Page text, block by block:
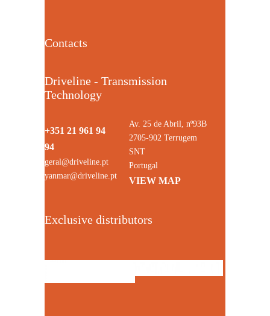
Contacts
Driveline - Transmission
Technology
+351 21 961 94
94
geral@driveline.pt
yanmar@driveline.pt
Av. 25 de Abril, nº93B
2705-902 Terrugem
SNT
Portugal
VIEW MAP
Exclusive distributors